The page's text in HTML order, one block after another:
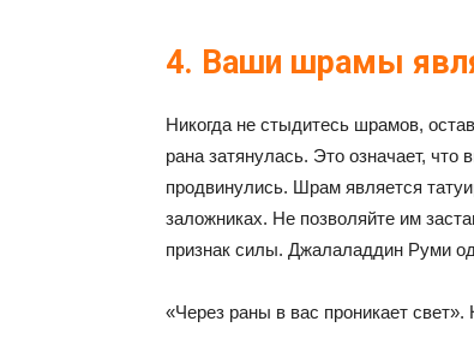
4. Ваши шрамы
Никогда не стыдитесь шрамов,
рана затянулась. Это означает,
продвинулись. Шрам является
заложниках. Не позволяйте им
признак силы. Джалаладдин Руми
«Через раны в вас проникает